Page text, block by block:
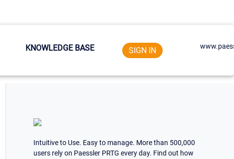
KNOWLEDGE BASE SIGN IN
Intuitive to Use. Easy to manage. More than 500,000
users rely on Paessler PRTG every day. Find out how